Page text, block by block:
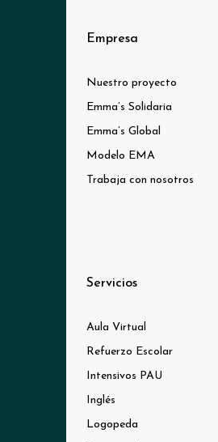
Empresa
Nuestro proyecto
Emma’s Solidaria
Emma’s Global
Modelo EMA
Trabaja con nosotros
Servicios
Aula Virtual
Refuerzo Escolar
Intensivos PAU
Inglés
Logopeda